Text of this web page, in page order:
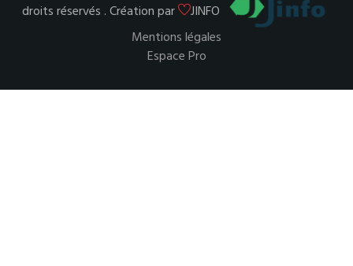
droits réservés . Création par
JINFO
Mentions légales
Espace Pro